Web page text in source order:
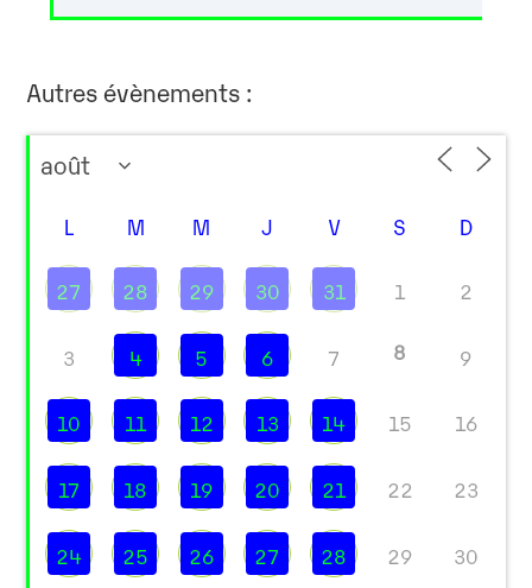
Autres évènements :
L M M J V S D
27 28 29 30 31 1 2
3 4 5 6 7 8 9
10 11 12 13 14 15 16
17 18 19 20 21 22 23
24 25 26 27 28 29 30